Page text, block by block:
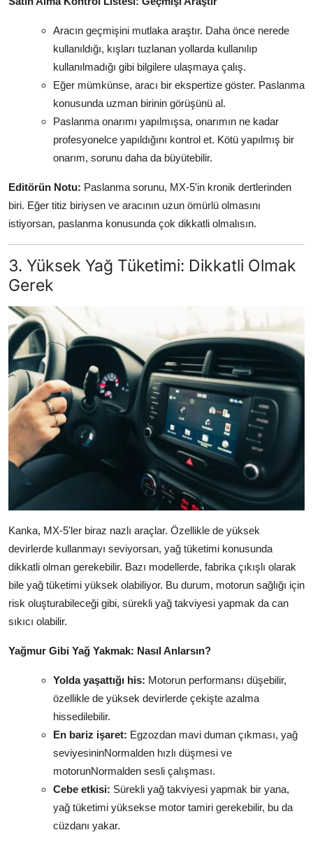
Aracın geçmişini mutlaka araştır. Daha önce nerede
kullanıldığı, kışları tuzlanan yollarda kullanılıp
kullanılmadığı gibi bilgilere ulaşmaya çalış.
Eğer mümkünse, aracı bir ekspertize göster. Paslanma
konusunda uzman birinin görüşünü al.
Paslanma onarımı yapılmışsa, onarımın ne kadar
profesyonelce yapıldığını kontrol et. Kötü yapılmış bir
onarım, sorunu daha da büyütebilir.
Editörün Notu: Paslanma sorunu, MX-5'in kronik dertlerinden
biri. Eğer titiz biriysen ve aracının uzun ömürlü olmasını
istiyorsan, paslanma konusunda çok dikkatli olmalısın.
3. Yüksek Yağ Tüketimi: Dikkatli Olmak
Gerek
Kanka, MX-5'ler biraz nazlı araçlar. Özellikle de yüksek
devirlerde kullanmayı seviyorsan, yağ tüketimi konusunda
dikkatli olman gerekebilir. Bazı modellerde, fabrika çıkışlı olarak
bile yağ tüketimi yüksek olabiliyor. Bu durum, motorun sağlığı için
risk oluşturabileceği gibi, sürekli yağ takviyesi yapmak da can
sıkıcı olabilir.
Yağmur Gibi Yağ Yakmak: Nasıl Anlarsın?
Yolda yaşattığı his: Motorun performansı düşebilir,
özellikle de yüksek devirlerde çekişte azalma
hissedilebilir.
En bariz işaret: Egzozdan mavi duman çıkması, yağ
seviyesininNormalden hızlı düşmesi ve
motorunNormalden sesli çalışması.
Cebe etkisi: Sürekli yağ takviyesi yapmak bir yana,
yağ tüketimi yüksekse motor tamiri gerekebilir, bu da
cüzdanı yakar.